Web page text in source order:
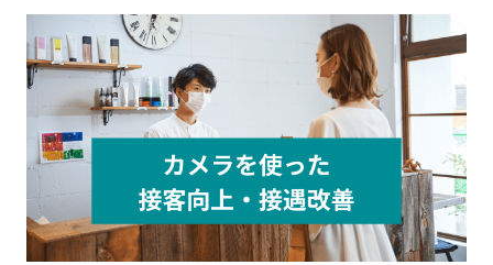
設置・工事
施工管理
8掛け社会
顧客分析
人手不足対策
Safieの機能
Safie One
店舗運営
AIカメラ
見守りカメラ
ウェアラブルカメラ
屋外カメラ
遠隔臨場
Safie GOシリーズ
展示会
Safie Entrance2
セミナー
Safie Pocketシリーズ
リアルなセーフィー活用事例
お役立ち資料
お問い合わせ
遠隔〇〇
特集